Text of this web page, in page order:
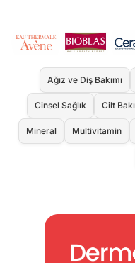
Ağız ve Diş Bakımı
Cinsel Sağlık Cilt
Mineral Multivitamin